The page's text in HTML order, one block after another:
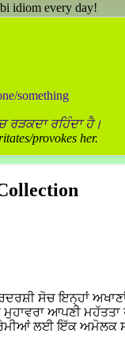
idiom every day!
something
ਰੜਕਦਾ ਰਹਿੰਦਾ ਹੈ।
provokes her.
ਸੋਚ ਇਨ੍ਹਾਂ
ਆਪਣੀ
ਲਈ ਇੱਕ ਅਮੋਲਕ